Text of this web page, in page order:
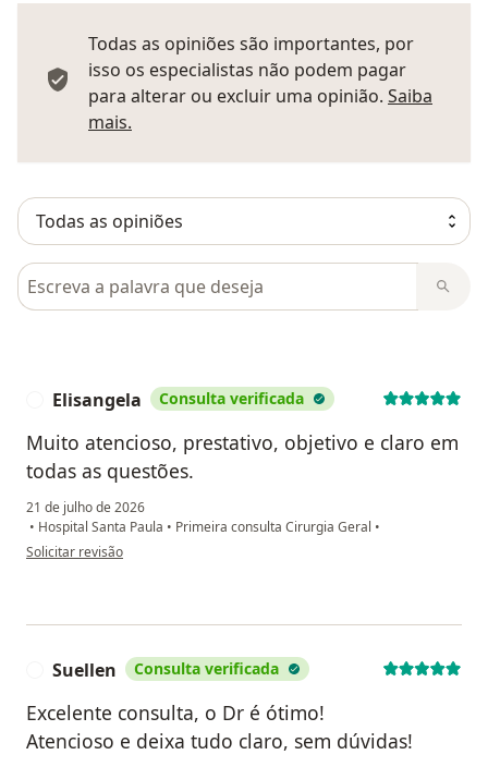
Todas as opiniões são importantes, por
isso os especialistas não podem pagar
para alterar ou excluir uma opinião. Saiba
mais.
Pesquisar em opiniões
Elisangela Consulta verificada
Muito atencioso, prestativo, objetivo e claro em
todas as questões.
21 de julho de 2026
• Hospital Santa Paula • Primeira consulta Cirurgia Geral •
na opinião do utilizador Elisangela
Solicitar revisão
Suellen Consulta verificada
Excelente consulta, o Dr é ótimo!
Atencioso e deixa tudo claro, sem dúvidas!